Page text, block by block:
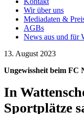
Wir über uns
Mediadaten &
AGBs
News aus und für
13. August 2023
Ungewissheit beim FC
In
Sportplätze